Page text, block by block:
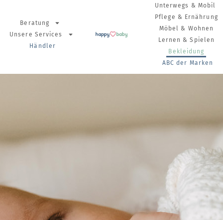
Beratung
Unsere Services
Händler
Unterwegs & Mobil
Pflege & Ernährung
Möbel & Wohnen
Lernen & Spielen
Bekleidung
ABC der Marken